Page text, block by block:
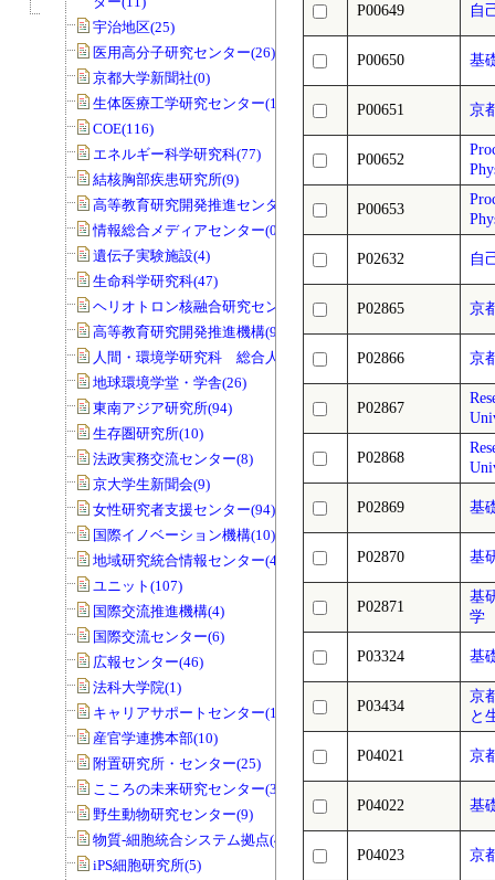
宇治地区(25)
医用高分子研究センター(26)
京都大学新聞社(0)
生体医療工学研究センター(19)
COE(116)
エネルギー科学研究科(77)
結核胸部疾患研究所(9)
高等教育研究開発推進センター(68)
情報総合メディアセンター(0)
遺伝子実験施設(4)
生命科学研究科(47)
ヘリオトロン核融合研究センター(8)
高等教育研究開発推進機構(99)
人間・環境学研究科 総合人間学部(28)
地球環境学堂・学舎(26)
東南アジア研究所(94)
生存圏研究所(10)
法政実務交流センター(8)
京大学生新聞会(9)
女性研究者支援センター(94)
国際イノベーション機構(10)
地域研究統合情報センター(40)
ユニット(107)
国際交流推進機構(4)
国際交流センター(6)
広報センター(46)
法科大学院(1)
キャリアサポートセンター(1)
産官学連携本部(10)
附置研究所・センター(25)
こころの未来研究センター(33)
野生動物研究センター(9)
物質-細胞統合システム拠点(40)
iPS細胞研究所(5)
P00649 自
P00650 基
P00651 京
P00652
P00653
P02632 自
P02865 京
P02866 京
P02867
P02868
P02869 基
P02870 基
P02871
基
学
P03324 基
P03434
京
と
P04021 京
P04022 基
P04023 京